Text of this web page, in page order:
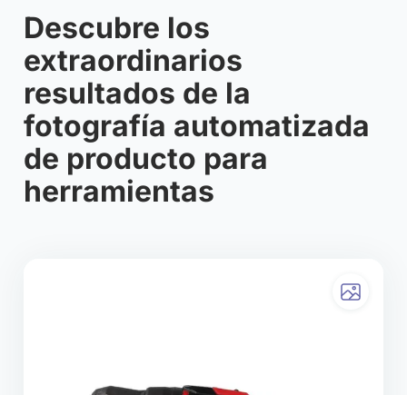
Descubre los
extraordinarios
resultados de la
fotografía automatizada
de producto para
herramientas